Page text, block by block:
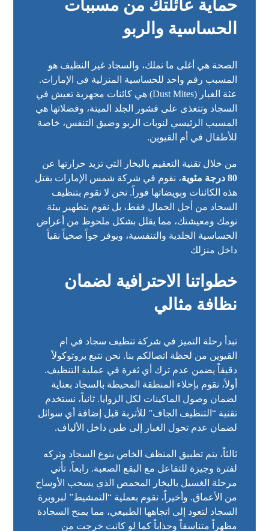
حماية عائلتك من مسببات
الحساسية والربو
الصحة هي أغلى ما نملك، والسجاد غير النظيف هو
المسبب رقم واحد للحساسية المنزلية في الإمارات.
عثة الغبار (Dust Mites) هي كائنات مجهرية تعيش في
السجاد وتتغذى على قشور الجلد الميتة، وفضلاتها هي
المسبب الرئيسي لنوبات الربو وضيق التنفس، خاصة
للأطفال في أم القيوين.
من خلال تقنية التعقيم بالبخار التي تزيد حرارتها عن
80 درجة مئوية
، نقوم في شركة شمس الإمارات بقتل
هذه الكائنات وبويضاتها فوراً. نحن لا نقوم بتنظيف
السجاد من أجل الجمال فقط، بل نقوم بتطهير بيئة
نومك ومعيشتك، مما يقلل بشكل ملحوظ من أعراض
الحساسية الجلدية والتنفسية، ويوفر جواً صحياً نقياً
داخل منزلك
خطواتنا الاحترافية لضمان
نظافة مثالي
تبدأ رحلة التميز في شركة تنظيف سجاد في ام
القيوين من لحظة اتصالكم بنا. نحن نتبع بروتوكولاً
دقيقاً يضمن عدم ترك أي ثغرة في عملية التنظيف.
أولاً، نقوم بإخلاء المنطقة المحيطة بالسجاد بعناية
لضمان وصول الماكينات لكل الزوايا. ثانياً، نستخدم
تقنية “التنظيف الجاف” للأتربة قبل إضافة أي سوائل
لضمان عدم تحول الغبار إلى طين داخل الألياف.
ثالثاً، يتم تطبيق المنظف الخاص بنوع السجاد وتركه
لفترة وجيزة للتفاعل مع البقع الصعبة. رابعاً، تأتي
مرحلة الغسيل بالبخار المحمص الذي يسحب الأوساخ
من الأعماق. وأخيراً، نقوم بعملية “التمشيط” لبروبرة
السجاد لتعود إلى اتجاهها الطبيعي، مما يمنح السجادة
مظهراً متناسقاً وجذاباً كما لو كانت خرجت من